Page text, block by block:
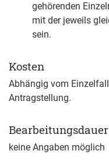
gehörenden
mit der jeweils
sein.
Kosten
Abhängig vom
Antragstellung.
Bearbeitungsdauer
keine Angaben möglich